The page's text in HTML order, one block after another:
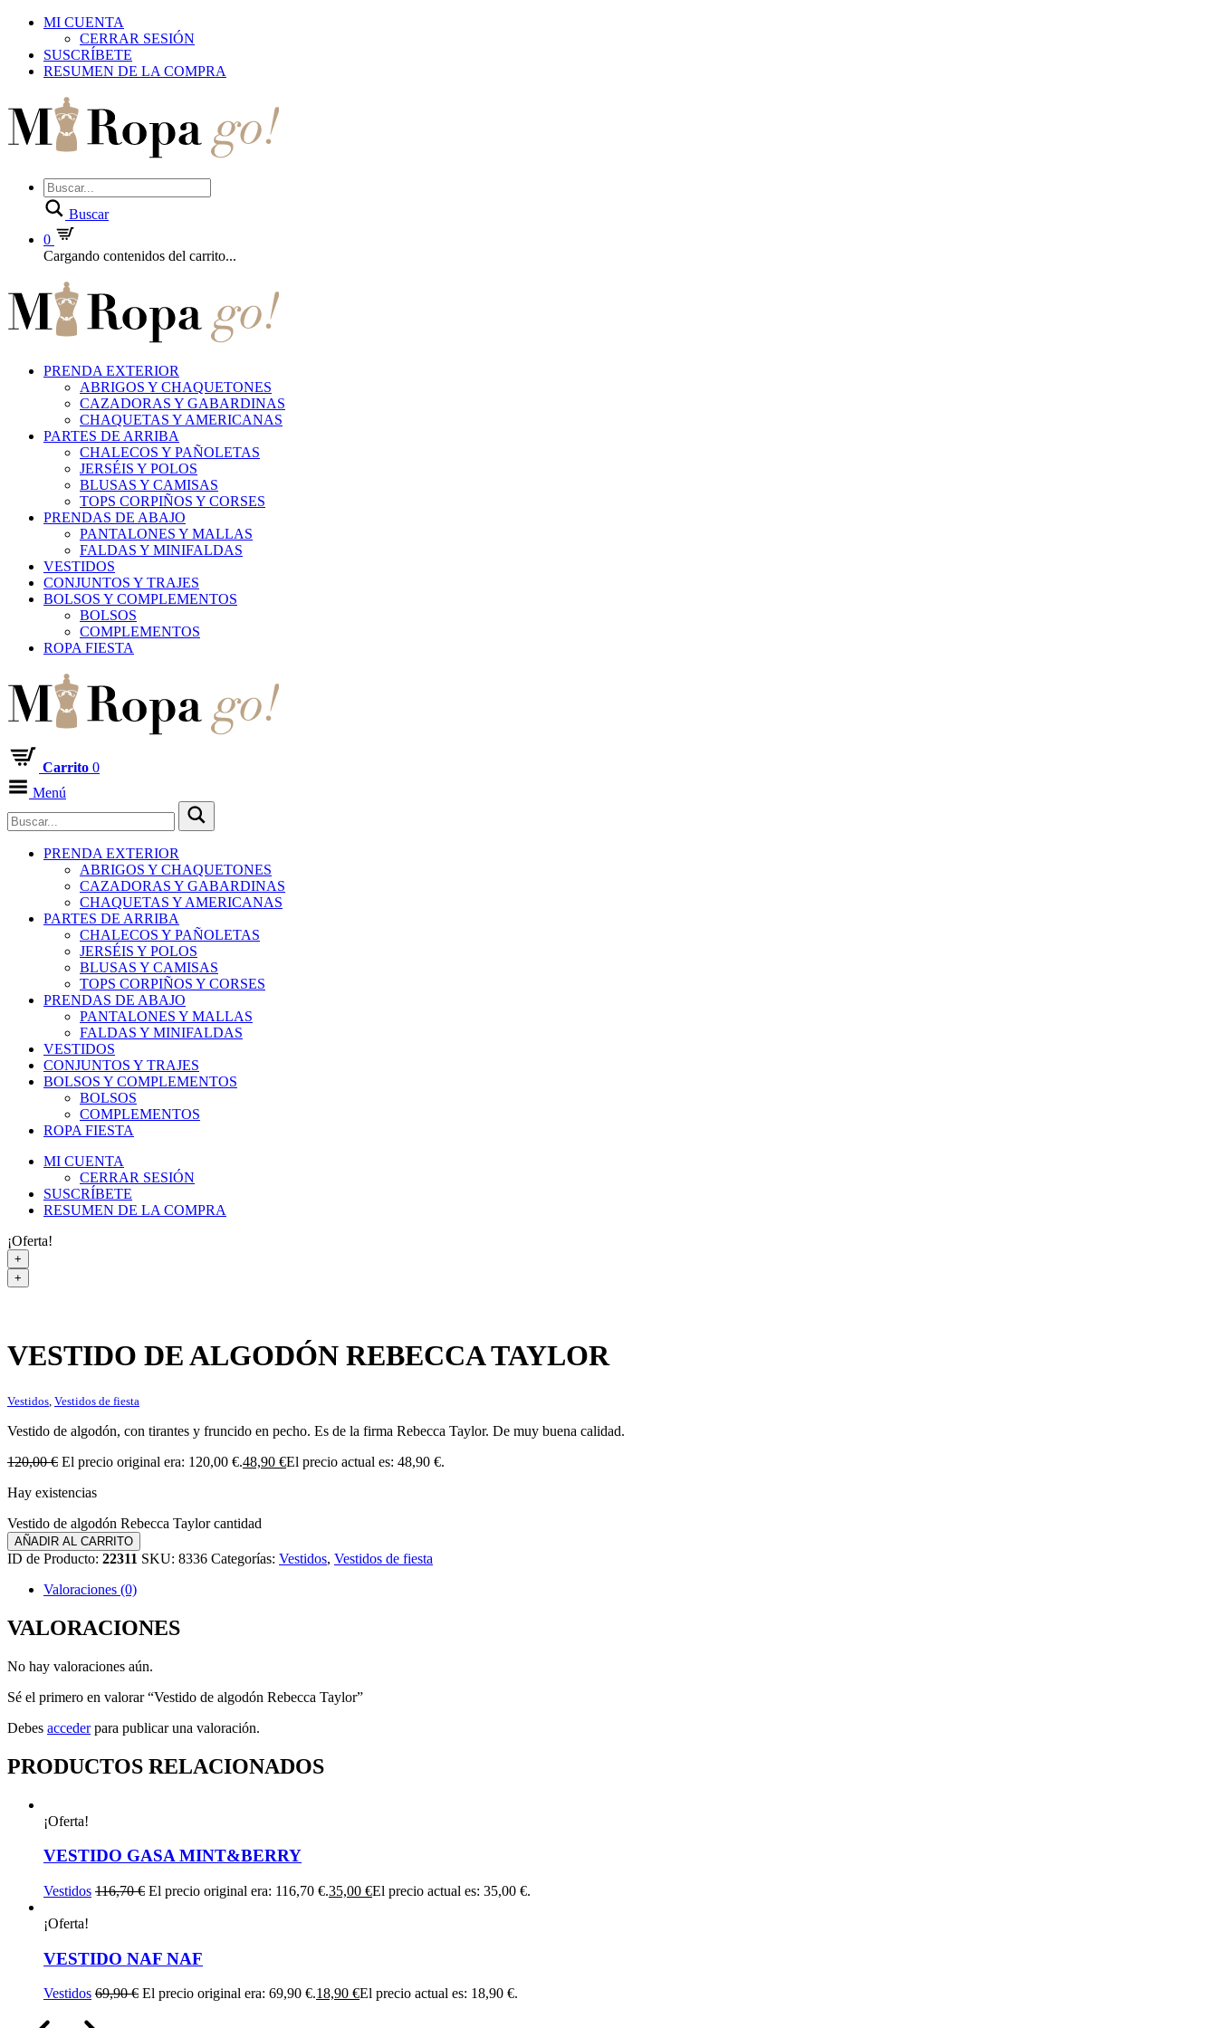
MI CUENTA
CERRAR SESIÓN
SUSCRÍBETE
RESUMEN DE LA COMPRA
Buscar
0
Cargando contenidos del carrito...
PRENDA EXTERIOR
ABRIGOS Y CHAQUETONES
CAZADORAS Y GABARDINAS
CHAQUETAS Y AMERICANAS
PARTES DE ARRIBA
CHALECOS Y PAÑOLETAS
JERSÉIS Y POLOS
BLUSAS Y CAMISAS
TOPS CORPIÑOS Y CORSES
PRENDAS DE ABAJO
PANTALONES Y MALLAS
FALDAS Y MINIFALDAS
VESTIDOS
CONJUNTOS Y TRAJES
BOLSOS Y COMPLEMENTOS
BOLSOS
COMPLEMENTOS
ROPA FIESTA
Carrito 0
Menú
PRENDA EXTERIOR
ABRIGOS Y CHAQUETONES
CAZADORAS Y GABARDINAS
CHAQUETAS Y AMERICANAS
PARTES DE ARRIBA
CHALECOS Y PAÑOLETAS
JERSÉIS Y POLOS
BLUSAS Y CAMISAS
TOPS CORPIÑOS Y CORSES
PRENDAS DE ABAJO
PANTALONES Y MALLAS
FALDAS Y MINIFALDAS
VESTIDOS
CONJUNTOS Y TRAJES
BOLSOS Y COMPLEMENTOS
BOLSOS
COMPLEMENTOS
ROPA FIESTA
MI CUENTA
CERRAR SESIÓN
SUSCRÍBETE
RESUMEN DE LA COMPRA
¡Oferta!
+
+
VESTIDO DE ALGODÓN REBECCA TAYLOR
Vestidos Vestidos de fiesta
Vestido de algodón, con tirantes y fruncido en pecho. Es de la firma Rebecca Taylor. De muy buena calidad.
120,00€ El precio original era: 120,00 €.48,90 €El precio actual es: 48,90 €.
Hay existencias
Vestido de algodón Rebecca Taylor cantidad
AÑADIR AL CARRITO
ID de Producto: 22311 SKU: 8336 Categorías: Vestidos, Vestidos de fiesta
Valoraciones (0)
VALORACIONES
No hay valoraciones aún.
Sé el primero en valorar “Vestido de algodón Rebecca Taylor”
Debes accederpara publicar una valoración.
PRODUCTOS RELACIONADOS
¡Oferta!
VESTIDO GASA MINT&BERRY
Vestidos 116,70€ El precio original era: 116,70 €.35,00 €El precio actual es: 35,00 €.
¡Oferta!
VESTIDO NAF NAF
Vestidos 69,90€ El precio original era: 69,90 €.18,90 €El precio actual es: 18,90 €.